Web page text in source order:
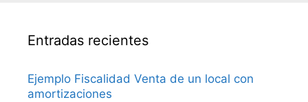
Entradas recientes
Ejemplo Fiscalidad Venta de un local con
amortizaciones